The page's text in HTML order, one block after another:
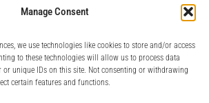
Manage Consent
we use technologies like cookies to store and/or access
to these technologies will allow us to process data
unique IDs on this site. Not consenting or withdrawing
certain features and functions.
αντιπρόσωπος από την Techtronic
τα προϊόντα που φέρουν το
στην Ελλάδα.
ΑΘΗΝΑ, 11146